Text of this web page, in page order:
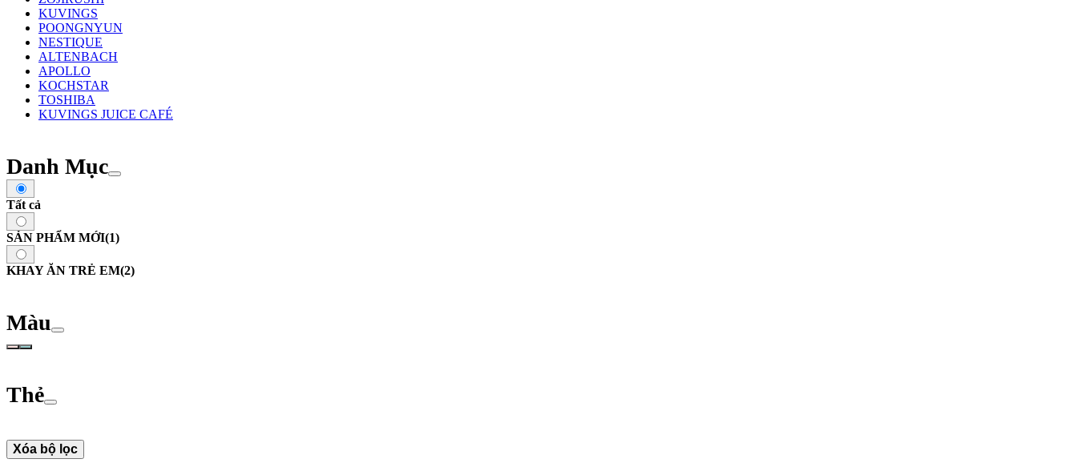
KUVINGS
POONGNYUN
NESTIQUE
ALTENBACH
APOLLO
KOCHSTAR
TOSHIBA
KUVINGS JUICE CAFÉ
Danh Mục
Tất cả
SẢN PHẨM MỚI(1)
KHAY ĂN TRẺ EM(2)
Màu
Thẻ
Xóa bộ lọc